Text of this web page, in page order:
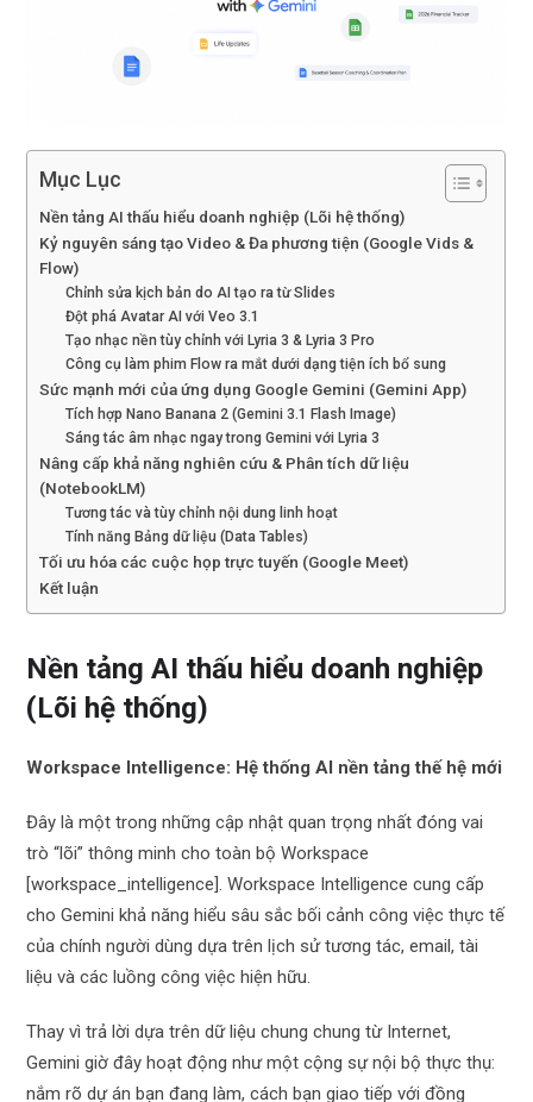
Mục Lục
Nền tảng AI thấu hiểu doanh nghiệp (Lõi hệ thống)
Kỷ nguyên sáng tạo Video & Đa phương tiện (Google Vids &
Flow)
Chỉnh sửa kịch bản do AI tạo ra từ Slides
Đột phá Avatar AI với Veo 3.1
Tạo nhạc nền tùy chỉnh với Lyria 3 & Lyria 3 Pro
Công cụ làm phim Flow ra mắt dưới dạng tiện ích bổ sung
Sức mạnh mới của ứng dụng Google Gemini (Gemini App)
Tích hợp Nano Banana 2 (Gemini 3.1 Flash Image)
Sáng tác âm nhạc ngay trong Gemini với Lyria 3
Nâng cấp khả năng nghiên cứu & Phân tích dữ liệu
(NotebookLM)
Tương tác và tùy chỉnh nội dung linh hoạt
Tính năng Bảng dữ liệu (Data Tables)
Tối ưu hóa các cuộc họp trực tuyến (Google Meet)
Kết luận
Nền tảng AI thấu hiểu doanh nghiệp
(Lõi hệ thống)
Workspace Intelligence: Hệ thống AI nền tảng thế hệ mới
Đây là một trong những cập nhật quan trọng nhất đóng vai
trò “lõi” thông minh cho toàn bộ Workspace
[workspace_intelligence]. Workspace Intelligence cung cấp
cho Gemini khả năng hiểu sâu sắc bối cảnh công việc thực tế
của chính người dùng dựa trên lịch sử tương tác, email, tài
liệu và các luồng công việc hiện hữu.
Thay vì trả lời dựa trên dữ liệu chung chung từ Internet,
Gemini giờ đây hoạt động như một cộng sự nội bộ thực thụ:
nắm rõ dự án bạn đang làm, cách bạn giao tiếp với đồng